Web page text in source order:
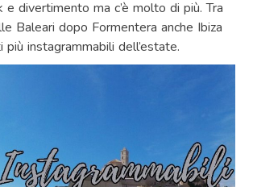
e divertimento ma c’è molto di più. Tra
Baleari dopo Formentera anche Ibiza
instagrammabili dell’estate.